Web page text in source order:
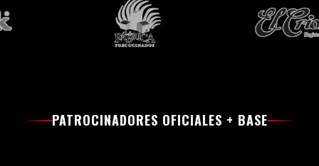
PATROCINADORES OFICIALES + BASE